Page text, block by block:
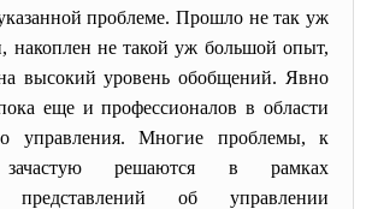
проблеме. Прошло не так уж
накоплен не такой уж большой опыт,
высокий уровень обобщений. Явно
еще и профессионалов в области
управления. Многие проблемы, к
зачастую решаются в рамках
представлений об управлении